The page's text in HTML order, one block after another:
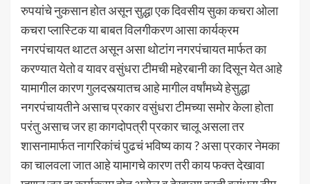
रुपयांचे नुकसान होत असून सुद्धा एक दिवसीय सुका कचरा ओला
कचरा प्लास्टिक या बाबत विलगीकरण आसा कार्यक्रम
नगरपंचायत थाटत असून असा थोटांग नगरपंचायत मार्फत का
करण्यात येतो व यावर वसुंधरा टीमची महेरबानी का दिसून येत आहे
यामागील कारण गुलदस्त्यातच आहे मागील वर्षांमध्ये हेसुद्धा
नगरपंचायतीने असाच प्रकार वसुंधरा टीमच्या समोर केला होता
परंतु असाच जर हा कागदोपत्री प्रकार चालू असला तर
शासनामार्फत नागरिकांचं पुढचं भविष्य काय ? असा प्रकार नेमका
का चालवला जात आहे यामागचे कारण तरी काय फक्त देखावा